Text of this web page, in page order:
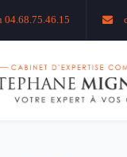
04.68.75.46.15